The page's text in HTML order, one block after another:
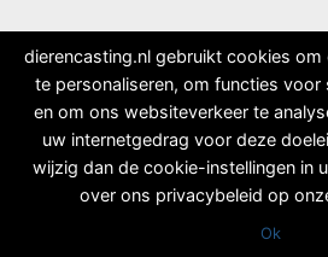
dierencasting.nl gebruikt cookies
te personaliseren, om functies voor
en om ons websiteverkeer te
uw internetgedrag voor deze
wijzig dan de cookie-instellingen in
over ons privacybeleid op
Ok